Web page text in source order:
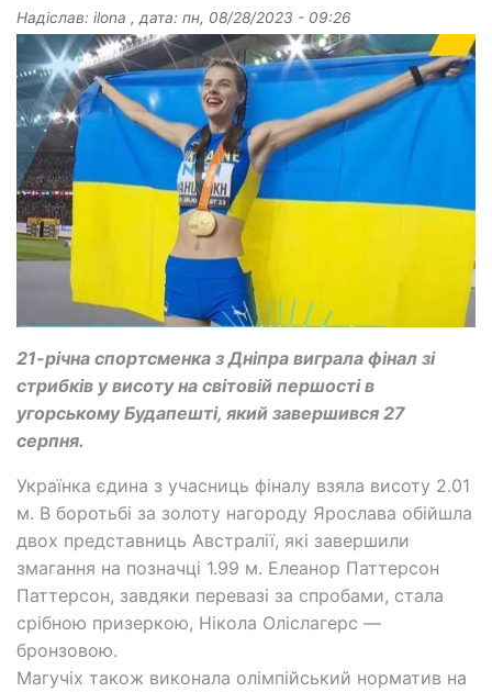
Надіслав: ilona , дата: пн, 08/28/2023 - 09:26
21-річна спортсменка з Дніпра виграла фінал зі
стрибків у висоту на світовій першості в
угорському Будапешті, який завершився 27
серпня.
Українка єдина з учасниць фіналу взяла висоту 2.01
м. В боротьбі за золоту нагороду Ярослава обійшла
двох представниць Австралії, які завершили
змагання на позначці 1.99 м. Елеанор Паттерсон
Паттерсон, завдяки перевазі за спробами, стала
срібною призеркою, Нікола Оліслагерс —
бронзовою.
Магучіх також виконала олімпійський норматив на